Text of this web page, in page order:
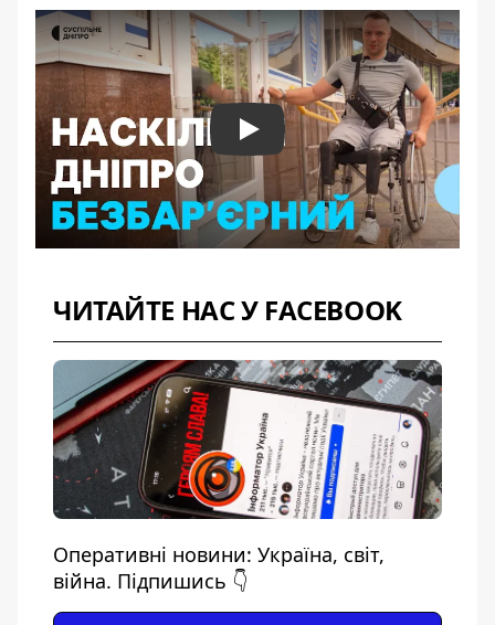
Play
ЧИТАЙТЕ НАС У FACEBOOK
Оперативні новини: Україна, світ,
війна. Підпишись 👇